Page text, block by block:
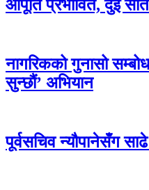
आपूर्ति प्रभावित, दुई
नागरिकको गुनासो
सुन्छौं’ अभियान
पूर्वसचिव न्यौपानेसँग